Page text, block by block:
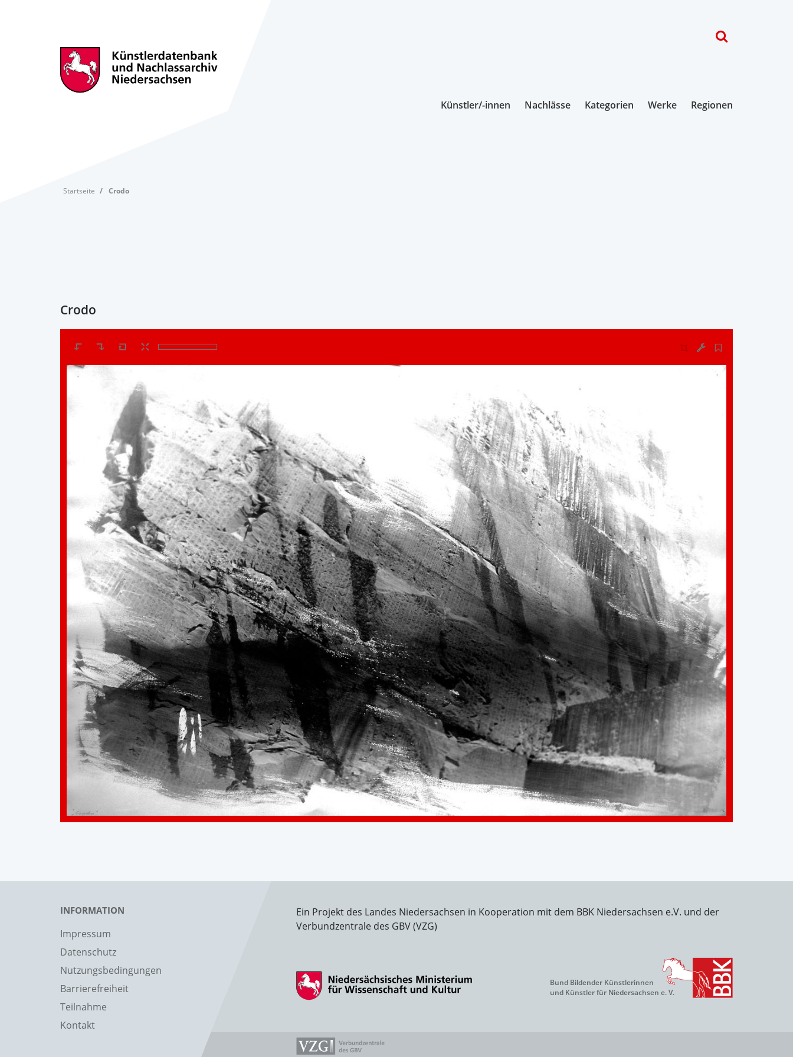
Künstler/-innen Nachlässe Kategorien Werke Regionen
Startseite Crodo
Crodo
INFORMATION
Impressum
Datenschutz
Nutzungsbedingungen
Barrierefreiheit
Teilnahme
Kontakt
Ein Projekt des Landes Niedersachsen in Kooperation mit dem BBK Niedersachsen e.V. und der
Verbundzentrale des GBV (VZG)
Bund Bildender Künstlerinnen
und Künstler für Niedersachsen e. V.